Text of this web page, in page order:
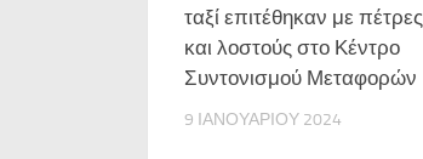
ταξί επιτέθηκαν με πέτρες
και λοστούς στο Κέντρο
Συντονισμού Μεταφορών
9 ΙΑΝΟΥΑΡΊΟΥ 2024